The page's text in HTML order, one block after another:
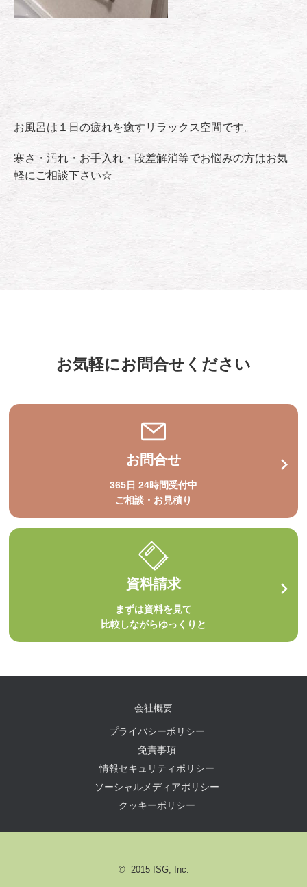
お風呂は１日の疲れを癒すリラックス空間です。
寒さ・汚れ・お手入れ・段差解消等でお悩みの方はお気
軽にご相談下さい☆
お気軽にお問合せください
お問合せ
365日 24時間受付中
ご相談・お見積り
資料請求
まずは資料を見て
比較しながらゆっくりと
会社概要
プライバシーポリシー
免責事項
情報セキュリティポリシー
ソーシャルメディアポリシー
クッキーポリシー
© 2015 ISG, Inc.